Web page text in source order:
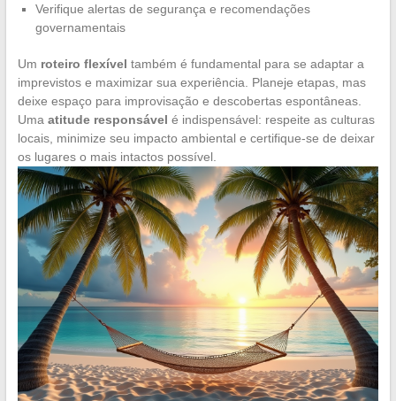
Verifique alertas de segurança e recomendações
governamentais
Um roteiro flexível também é fundamental para se adaptar a
imprevistos e maximizar sua experiência. Planeje etapas, mas
deixe espaço para improvisação e descobertas espontâneas.
Uma atitude responsável é indispensável: respeite as culturas
locais, minimize seu impacto ambiental e certifique-se de deixar
os lugares o mais intactos possível.